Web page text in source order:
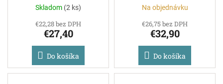
Skladom (2 ks)
€22,28 bez DPH
€27,40
Do košíka
Na objednávku
€26,75 bez DPH
€32,90
Do košíka